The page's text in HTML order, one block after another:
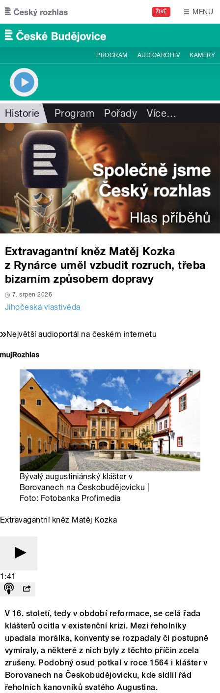
Přejít k hlavnímu obsahu
ŽIVĚ MENU
PROGRAM AUDIOARCHIV KAMERY
Historie Program Pořady Více…
Extravagantní kněz Matěj Kozka
z Rynárce uměl vzbudit rozruch, třeba
bizarním způsobem dopravy
7. srpen 2026
Jihočeská vlastivěda
Největší audioportál na českém internetu
Bývalý augustiniánský klášter v
Borovanech na Českobudějovicku |
Foto: Fotobanka Profimedia
Extravagantní kněz Matěj Kozka
1:41
V 16. století, tedy v období reformace, se celá řada
klášterů ocitla v existenční krizi. Mezi řeholníky
upadala morálka, konventy se rozpadaly či postupně
vymíraly, a některé z nich byly z těchto příčin zcela
zrušeny. Podobný osud potkal v roce 1564 i klášter v
Borovanech na Českobudějovicku, kde sídlil řád
řeholních kanovníků svatého Augustina.